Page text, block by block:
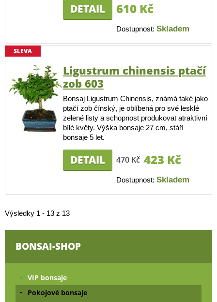
DETAIL 610 Kč
Dostupnost: Skladem
SLEVA
Ligustrum chinensis ptačí
zob 603
Bonsaj Ligustrum Chinensis, známá také jako
ptačí zob čínský, je oblíbená pro své lesklé
zelené listy a schopnost produkovat atraktivní
bílé květy. Výška bonsaje 27 cm, stáří
bonsaje 5 let.
DETAIL 470 Kč 423 Kč
Dostupnost: Skladem
Výsledky 1 - 13 z 13
BONSAI-SHOP
VIP bonsaje
Pokojové bonsaje